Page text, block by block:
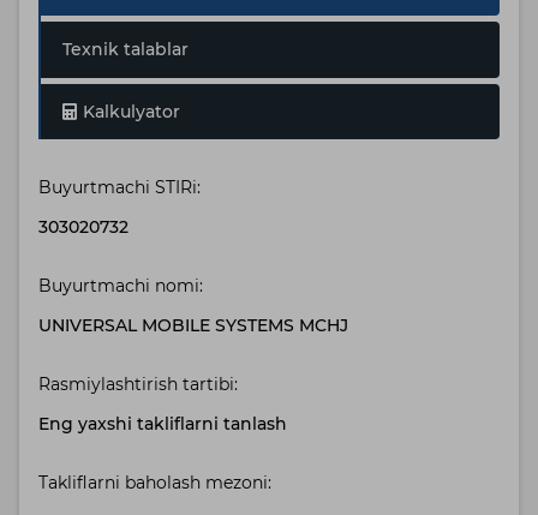
Texnik talablar
Kalkulyator
Buyurtmachi STIRi:
303020732
Buyurtmachi nomi:
UNIVERSAL MOBILE SYSTEMS MCHJ
Rasmiylashtirish tartibi:
Eng yaxshi takliflarni tanlash
Takliflarni baholash mezoni: